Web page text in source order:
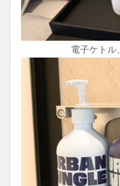
電子ケトル